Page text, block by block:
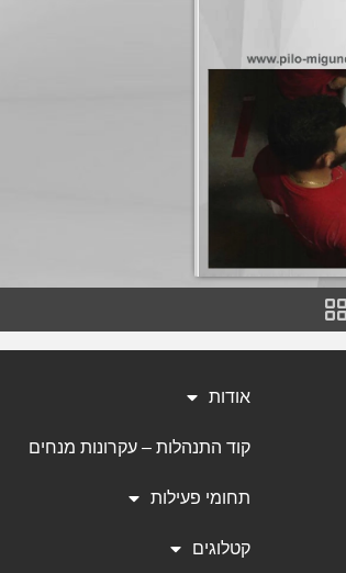
אודות
קוד התנהלות – עקרונות מנחים
תחומי פעילות
קטלוגים